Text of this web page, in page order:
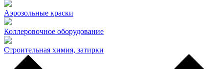
Аэрозольные краски
Коллеровочное оборудование
Строительная химия, затирки